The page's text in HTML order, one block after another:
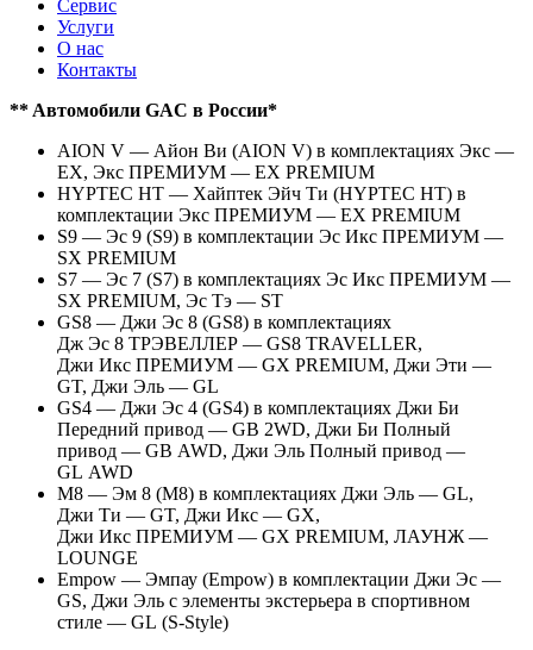
Сервис
Услуги
О нас
Контакты
** Aвтомобили GAC в России*
AION V — Айон Ви (AION V) в комплектациях Экс —
EX, Экс ПРЕМИУМ — EX PREMIUM
HYPTEC HT — Хайптек Эйч Ти (HYPTEC HT) в
комплектации Экс ПРЕМИУМ — EX PREMIUM
S9 — Эс 9 (S9) в комплектации Эс Икс ПРЕМИУМ —
SX PREMIUM
S7 — Эс 7 (S7) в комплектациях Эс Икс ПРЕМИУМ —
SX PREMIUM, Эс Тэ — ST
GS8 — Джи Эс 8 (GS8) в комплектациях
Дж Эс 8 ТРЭВЕЛЛЕР — GS8 TRAVELLER,
Джи Икс ПРЕМИУМ — GX PREMIUM, Джи Эти —
GT, Джи Эль — GL
GS4 — Джи Эс 4 (GS4) в комплектациях Джи Би
Передний привод — GB 2WD, Джи Би Полный
привод — GB AWD, Джи Эль Полный привод —
GL AWD
M8 — Эм 8 (M8) в комплектациях Джи Эль — GL,
Джи Ти — GT, Джи Икс — GX,
Джи Икс ПРЕМИУМ — GX PREMIUM, ЛАУНЖ —
LOUNGE
Empow — Эмпау (Empow) в комплектации Джи Эс —
GS, Джи Эль с элементы экстерьера в спортивном
стиле — GL (S-Style)